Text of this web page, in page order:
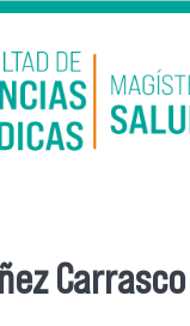
Carrasco